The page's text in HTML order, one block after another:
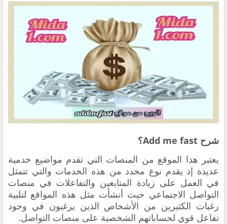
شرح Add me fast؟
يعتبر هذا الموقع من المنصات التي تقدم مواضيع خدمية
عديدة إذ يقدم نوع محدد من هذه الخدمات والتي تتمثل
في العمل على زيادة المتابعين والتفاعلات في منصات
التواصل الاجتماعي حيث أنشأت مثل هذه المواقع لتلبية
رغبات الكثيرين من الأشخاص الذين يرغبون في وجود
تفاعل قوي لحساباتهم الشخصية على منصات التواصل.